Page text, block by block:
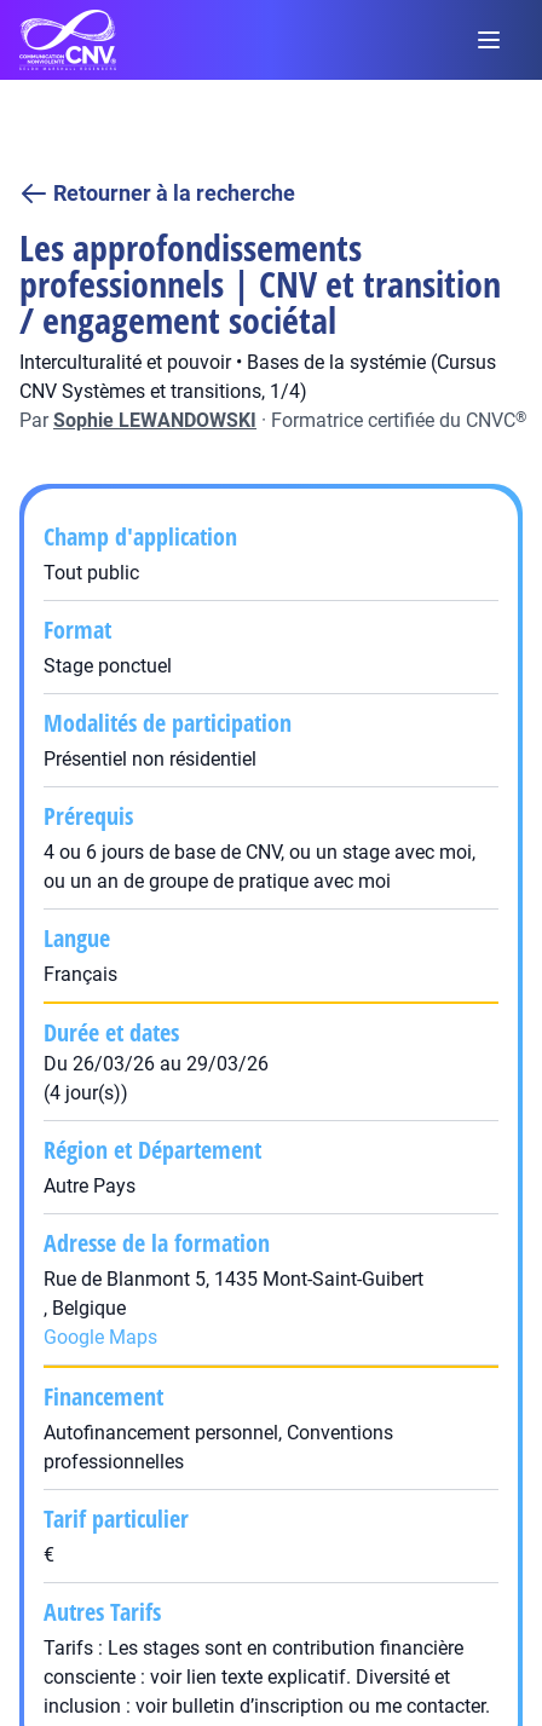
Retourner à la recherche
Les approfondissements
professionnels | CNV et transition
/ engagement sociétal
Interculturalité et pouvoir • Bases de la systémie (Cursus
CNV Systèmes et transitions, 1/4)
ParSophie LEWANDOWSKI · Formatrice certifiée du CNVC®
Champ d'application
Tout public
Format
Stage ponctuel
Modalités de participation
Présentiel non résidentiel
Prérequis
4 ou 6 jours de base de CNV, ou un stage avec moi,
ou un an de groupe de pratique avec moi
Langue
Français
Durée et dates
Du 26/03/26 au 29/03/26
(4 jour(s))
Région et Département
Autre Pays
Adresse de la formation
Rue de Blanmont 5, 1435 Mont-Saint-Guibert
, Belgique
Google Maps
Financement
Autofinancement personnel, Conventions
professionnelles
Tarif particulier
€
Autres Tarifs
Tarifs : Les stages sont en contribution financière
consciente : voir lien texte explicatif. Diversité et
inclusion : voir bulletin d’inscription ou me contacter.